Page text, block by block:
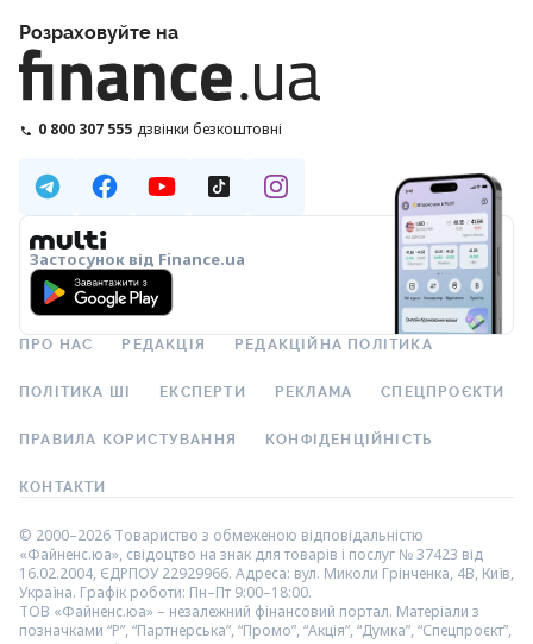
Розраховуйте на
0 800 307 555 дзвінки безкоштовні
Застосунок від Finance.ua
ПРО НАС РЕДАКЦІЯ РЕДАКЦІЙНА ПОЛІТИКА
ПОЛІТИКА ШІ ЕКСПЕРТИ РЕКЛАМА СПЕЦПРОЄКТИ
ПРАВИЛА КОРИСТУВАННЯ КОНФІДЕНЦІЙНІСТЬ
КОНТАКТИ
© 2000–2026 Товариство з обмеженою відповідальністю
«Файненс.юа», свідоцтво на знак для товарів і послуг № 37423 від
16.02.2004, ЄДРПОУ 22929966. Адреса: вул. Миколи Грінченка, 4В, Київ,
Україна. Графік роботи: Пн–Пт 9:00–18:00.
ТОВ «Файненс.юа» – незалежний фінансовий портал. Матеріали з
позначками “Р”, “Партнерська”, “Промо”, “Акція”, “Думка”, “Спецпроєкт”,